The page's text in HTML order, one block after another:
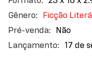
como o perdão e a
curar uma
pela violência política.
Ficção
Não
17 de